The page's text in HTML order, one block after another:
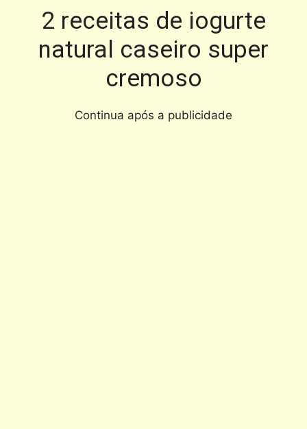
2 receitas de iogurte
natural caseiro super
cremoso
Continua após a publicidade